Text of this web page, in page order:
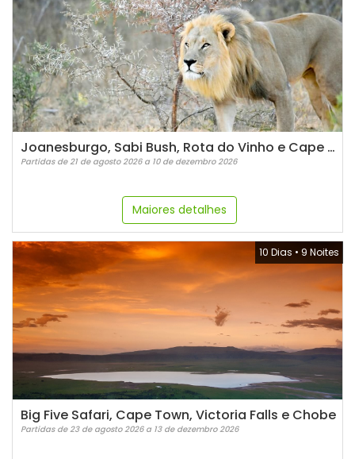
Joanesburgo, Sabi Bush, Rota do Vinho e Cape Town - LUXO
Partidas de 21 de agosto 2026 a 10 de dezembro 2026
Maiores detalhes
10 Dias • 9 Noites
Big Five Safari, Cape Town, Victoria Falls e Chobe
Partidas de 23 de agosto 2026 a 13 de dezembro 2026